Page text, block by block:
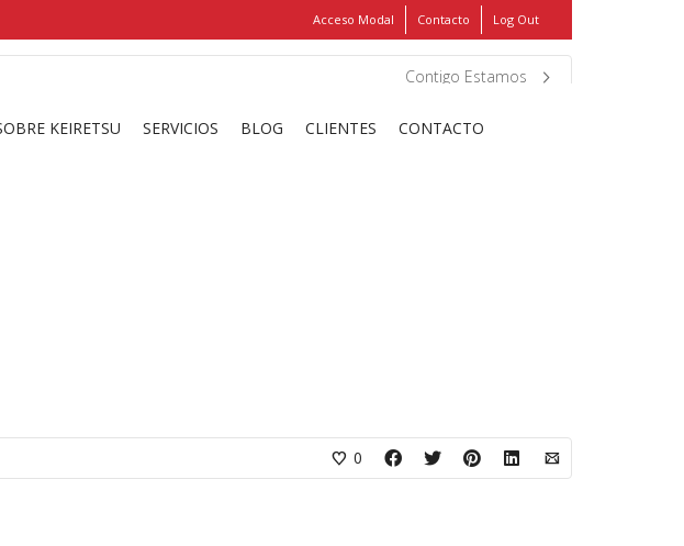
between £ . Show
FIND MY ITEMS!
Acceso Modal Contacto Log Out
KEIRETSU SERVICIOS BLOG CLIENTES CONTACTO
Contigo Estamos
0